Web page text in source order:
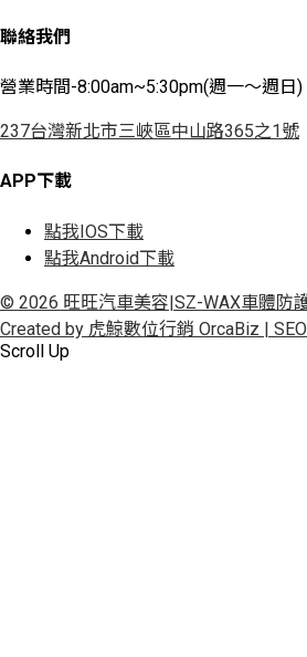
聯絡我們
營業時間-8:00am~5:30pm(週一～週日)
237台灣新北市三峽區中山路365之1號
APP下載
點我IOS下載
點我Android下載
© 2026 旺旺汽車美容|SZ-WAX車體防
Created by 虎鯨數位行銷 OrcaBiz |
Scroll Up